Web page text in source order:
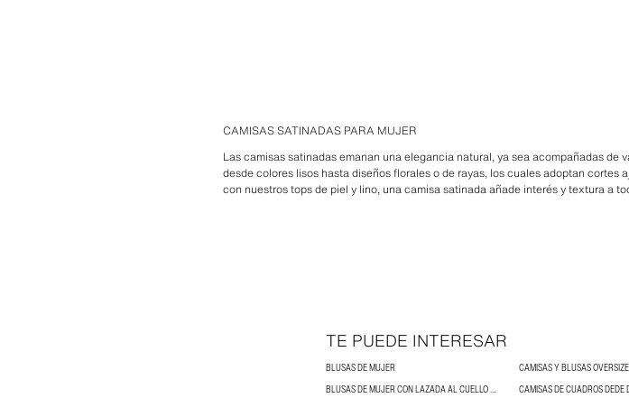
CAMISAS SATINADAS PARA MUJER
Las camisas satinadas emanan una elegancia natural, ya sea acompañadas
desde colores lisos hasta diseños florales o de rayas, los cuales adoptan
con nuestros tops de piel y lino, una camisa satinada añade interés y textura a
TE PUEDE INTERESAR
BLUSAS DE MUJER CAMISAS Y BLUSAS
BLUSAS DE MUJER CON LAZADA AL CUELLO Y BLUSAS CON LAZOS
CAMISAS DE CUADROS DEDE